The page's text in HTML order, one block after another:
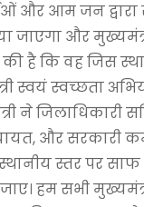
और आम जन
जाएगा और
की है कि वह जिस
स्वयं स्वच्छता
ने जिलाधिकारी
और सरकारी
स्थानीय स्तर पर
जाए। हम सभी